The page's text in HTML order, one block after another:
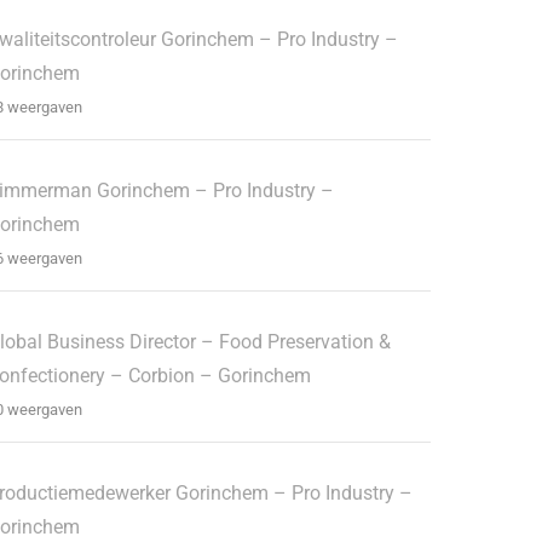
Gorinchem – Pro Industry –
weergaven
Gorinchem – Pro Industry –
weergaven
Business Director – Food Preservation &
– Corbion – Gorinchem
weergaven
Gorinchem – Pro Industry –